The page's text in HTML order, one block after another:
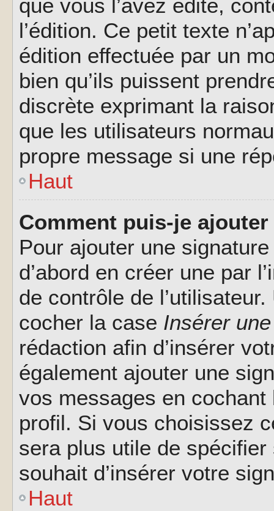
que vous l’avez édité,
l’édition. Ce petit texte
édition effectuée par un
bien qu’ils puissent
discrète exprimant la
que les utilisateurs
propre message si une
Haut
Comment puis-je
Pour ajouter une
d’abord en créer une par
de contrôle de
cocher la case Insérer
rédaction afin d’insérer
également ajouter une
vos messages en
profil. Si vous choisissez
sera plus utile de
souhait d’insérer votre
Haut